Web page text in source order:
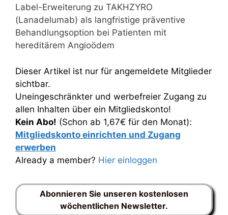
Label-Erweiterung zu TAKHZYRO
(Lanadelumab) als langfristige präventive
Behandlungsoption bei Patienten mit
hereditärem Angioödem
Dieser Artikel ist nur für angemeldete Mitglieder
sichtbar.
Uneingeschränkter und werbefreier Zugang zu
allen Inhalten über ein Mitgliedskonto!
Kein Abo! (Schon ab 1,67€ für den Monat):
Mitgliedskonto einrichten und Zugang
erwerben
Already a member? Hier einloggen
Abonnieren Sie unseren kostenlosen
wöchentlichen Newsletter.